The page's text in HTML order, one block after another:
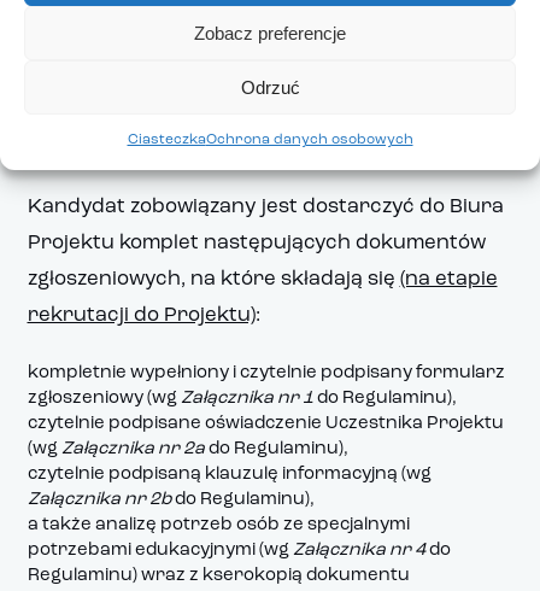
Odrzuć
Zobacz preferencje
CiasteczkaOchrona danych osobowych
Rekrutacja będzie miała charakter wewnętrzny i
Uczestników Projektu.
Kandydat zobowiązany jest dostarczyć do Biura
Projektu komplet następujących dokumentów
zgłoszeniowych, na które składają się (na etapie
rekrutacji do Projektu):
kompletnie wypełniony i czytelnie podpisany formularz
zgłoszeniowy (wg Załącznika nr 1do Regulaminu),
czytelnie podpisane oświadczenie Uczestnika Projektu
(wg Załącznika nr 2ado Regulaminu),
czytelnie podpisaną klauzulę informacyjną (wg
Załącznika nr 2bdo Regulaminu),
a także analizę potrzeb osób ze specjalnymi
potrzebami edukacyjnymi (wg Załącznika nr 4do
Regulaminu) wraz z kserokopią dokumentu